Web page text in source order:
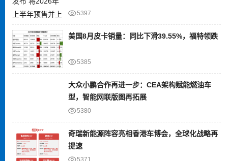
5397
美国8月皮卡销量：同比下滑39.55%，福特领跌
5385
大众小鹏合作再进一步：CEA架构赋能燃油车
型，智能网联版图再拓展
5380
奇瑞新能源阵容亮相香港车博会，全球化战略再
提速